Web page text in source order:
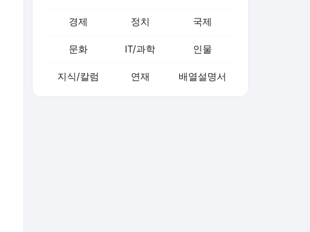
경제 정치 국제
문화 IT/과학 인물
지식/칼럼 연재 배열설명서